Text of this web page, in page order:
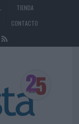
TIENDA
CONTACTO